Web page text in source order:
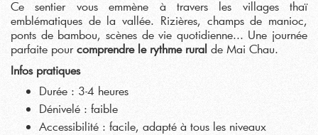
Ce sentier vous emmène à travers les villages thaï
emblématiques de la vallée. Rizières, champs de manioc,
ponts de bambou, scènes de vie quotidienne... Une journée
parfaite pourcomprendre le rythme rural de Mai Chau.
Infos pratiques
Durée : 3-4 heures
Dénivelé : faible
Accessibilité : facile, adapté à tous les niveaux